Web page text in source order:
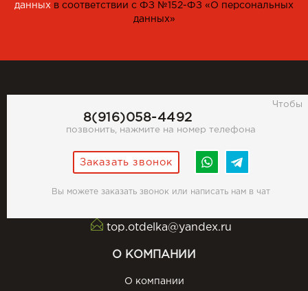
данных в соответствии с ФЗ №152-ФЗ «О персональных
данных»
8(916)058-4492
Чтобы
позвонить, нажмите на номер телефона
Заказать звонок
Вы можете заказать звонок или написать нам в чат
top.otdelka@yandex.ru
О КОМПАНИИ
О компании